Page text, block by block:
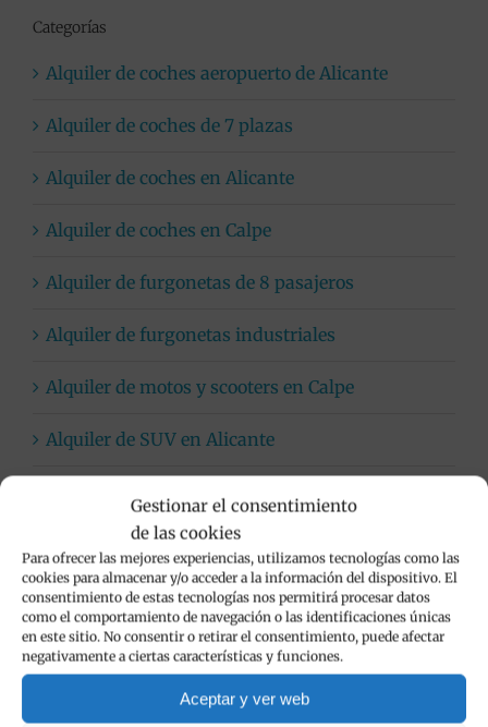
Gestionar el consentimiento
de las cookies
Para ofrecer las mejores experiencias, utilizamos tecnologías como las
cookies para almacenar y/o acceder a la información del dispositivo. El
consentimiento de estas tecnologías nos permitirá procesar datos
como el comportamiento de navegación o las identificaciones únicas
en este sitio. No consentir o retirar el consentimiento, puede afectar
negativamente a ciertas características y funciones.
Aceptar y ver web
Categorías
Alquiler de coches aeropuerto de Alicante
Alquiler de coches de 7 plazas
Alquiler de coches en Alicante
Alquiler de coches en Calpe
Alquiler de furgonetas de 8 pasajeros
Alquiler de furgonetas industriales
Alquiler de motos y scooters en Calpe
Alquiler de SUV en Alicante
Flota de vehículos de alquiler
Limpieza de vehículos
Viva Cars